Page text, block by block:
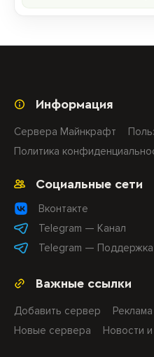
Важные ссылки
Добавить сервер
Новые сервера
Новости
Социальные сети
Вконтакте
Telegram — Канал
Telegram — Поддержка
Информация
Сервера Майнкрафт
Политика